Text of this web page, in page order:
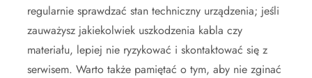
regularnie sprawdzać stan techniczny urządzenia; jeśli
zauważysz jakiekolwiek uszkodzenia kabla czy
materiału, lepiej nie ryzykować i skontaktować się z
serwisem. Warto także pamiętać o tym, aby nie zginać